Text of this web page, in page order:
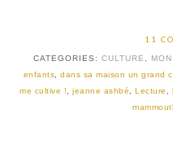
11
CATEGORIES:CULTURE
enfants
dans sa maison un grand
me cultive !
jeanne ashbé Lecture